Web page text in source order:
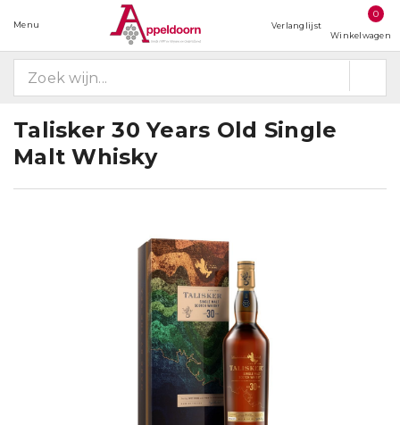
Menu Verlanglijst
0
Winkelwagen
Talisker 30 Years Old Single
Malt Whisky